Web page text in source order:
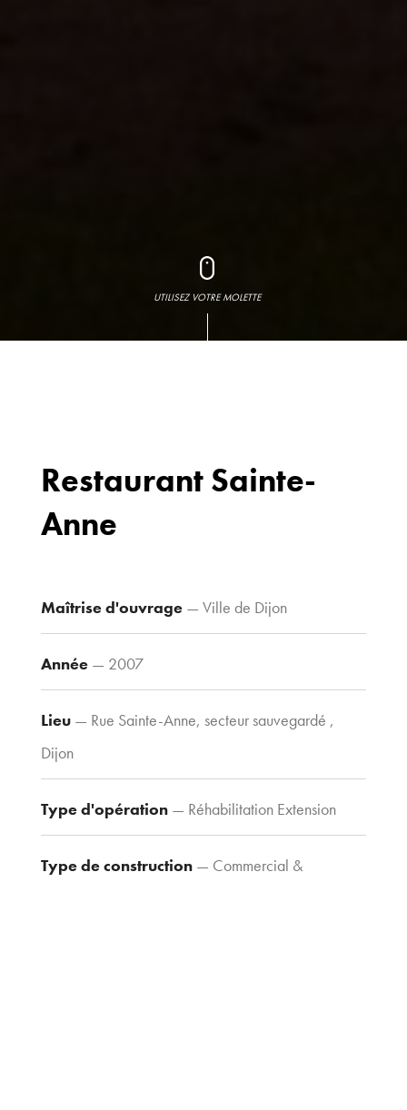
UTILISEZ VOTRE MOLETTE
Restaurant Sainte-
Anne
Maîtrise d'ouvrage— Ville de Dijon
Année— 2007
Lieu— Rue Sainte-Anne, secteur sauvegardé ,
Dijon
Type d'opération— Réhabilitation Extension
Type de construction— Commercial &
Voir le plan
d’accès
Contacts
39 09
Fax : 03 80 30
44 80
archi.fr